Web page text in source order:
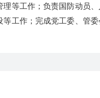
等工作；负责国防动员、
等工作；完成党工委、管委